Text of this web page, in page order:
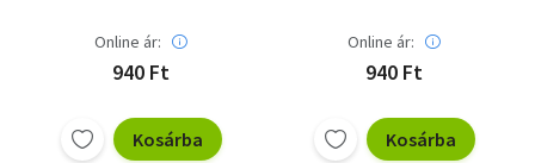
Online ár:
940 Ft
Kosárba
Online ár:
940 Ft
Kosárba